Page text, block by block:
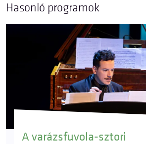
Hasonló programok
A varázsfuvola-sztori